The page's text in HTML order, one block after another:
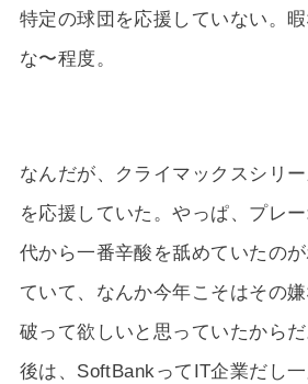
特定の球団を応援していない。
な〜程度。
なんだが、クライマックスシリ
を応援していた。やっぱ、プレ
代から一番辛酸を舐めていたの
ていて、なんか今年こそはその
破って欲しいと思っていたからだ
後は、SoftBankってIT企業だし